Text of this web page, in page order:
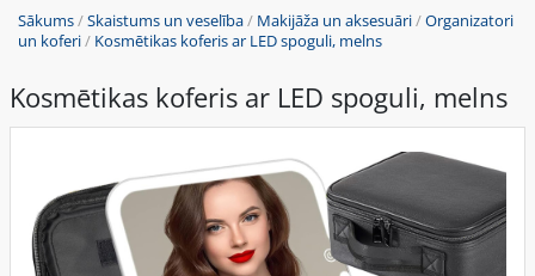
Sākums/Skaistums un veselība/ Makijāža un aksesuāri/Organizatori
un koferi/ Kosmētikas koferis ar LED spoguli, melns
Kosmētikas koferis ar LED spoguli, melns